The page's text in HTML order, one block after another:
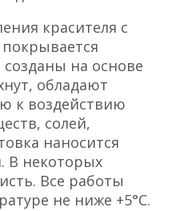
красителя с
созданы на основе
обладают
к воздействию
солей,
наносится
В некоторых
Все работы
не ниже +5°С.